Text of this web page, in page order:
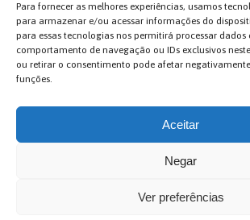
Para fornecer as melhores experiências, usamos
para armazenar e/ou acessar informações do
para essas tecnologias nos permitirá processar dados
comportamento de navegação ou IDs exclusivos
ou retirar o consentimento pode afetar
funções.
Aceitar
Negar
Ver preferências
Supervisão de pós-doutorado
Supervisão de pós-doutorado (em andamento)
Orientações de outra natureza
Exposições
Terras Indígenas
Projetos